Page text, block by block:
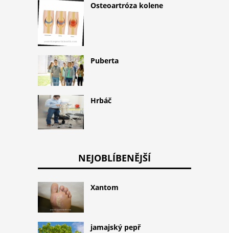
Osteoartróza kolene
Puberta
Hrbáč
NEJOBLÍBENĚJŠÍ
Xantom
jamajský pepř